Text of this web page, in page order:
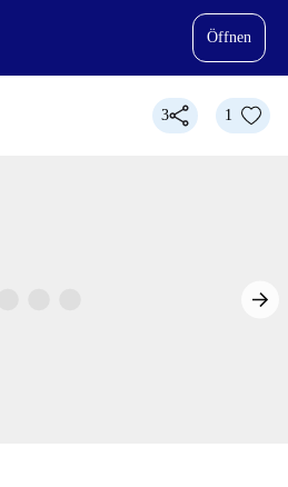
Öffnen
3 1